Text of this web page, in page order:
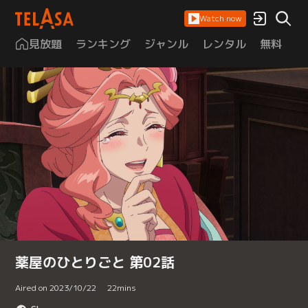
Watch now
見放題 ランキング ジャンル レンタル 無料
薬屋のひとりごと 第02話
Aired on 2023/10/22 22mins